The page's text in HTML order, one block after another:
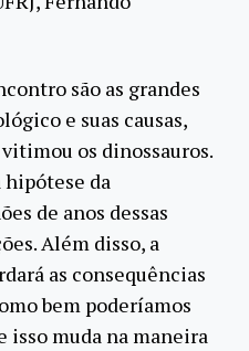
são as grandes
e suas causas,
os dinossauros.
hipótese da
de anos dessas
Além disso, a
as consequências
bem poderíamos
isso muda na maneira